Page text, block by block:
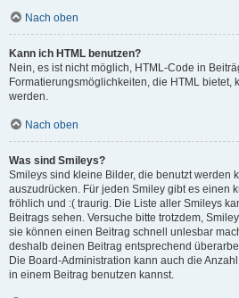
Nach oben
Kann ich HTML benutzen?
Nein, es ist nicht möglich, HTML-Code in
Formatierungsmöglichkeiten, die HTML bietet,
werden.
Nach oben
Was sind Smileys?
Smileys sind kleine Bilder, die benutzt werden
auszudrücken. Für jeden Smiley gibt es einen
fröhlich und :( traurig. Die Liste aller Smileys
Beitrags sehen. Versuche bitte trotzdem,
sie können einen Beitrag schnell unlesbar
deshalb deinen Beitrag entsprechend
Die Board-Administration kann auch die
in einem Beitrag benutzen kannst.